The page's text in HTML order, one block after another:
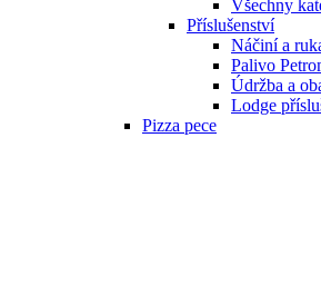
Všechny
Příslušenství
Náčiní a
Palivo
Údržba a
Lodge
Pizza pece